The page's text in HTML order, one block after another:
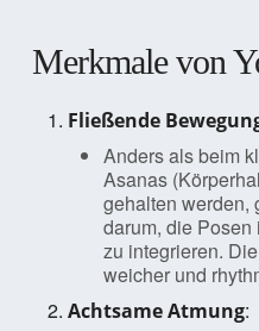
Merkmale von
Fließende
Anders als beim
Asanas
gehalten werden,
darum, die
zu integrieren.
weicher und
Achtsame Atmung: